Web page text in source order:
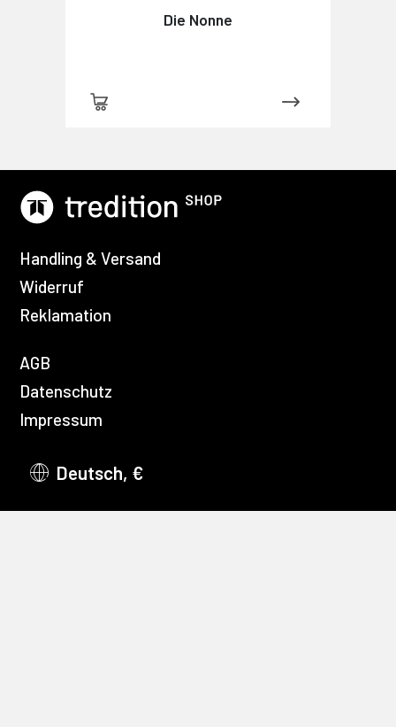
Die Nonne
Handling & Versand
Widerruf
Reklamation
AGB
Datenschutz
Impressum
Deutsch, €